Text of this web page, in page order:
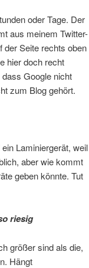
oder Tage. Der
aus meinem Twitter-
der Seite rechts oben
hier doch recht
Google nicht
zum Blog gehört.
Laminiergerät, weil
aber wie kommt
geben könnte. Tut
riesig
größer sind als die,
Hängt